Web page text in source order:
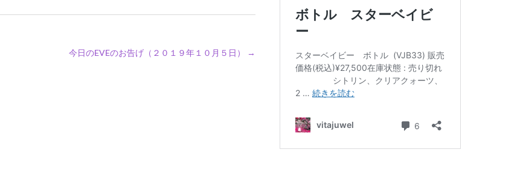
今日のEVEのお告げ（２０１９年１０月５日） →